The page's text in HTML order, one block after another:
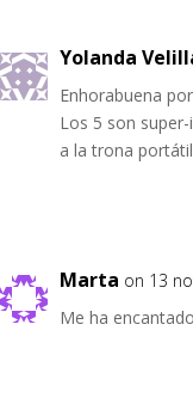
Yolanda
Enhorabuena
Los 5 son
a la trona
Marta on 13
Me ha